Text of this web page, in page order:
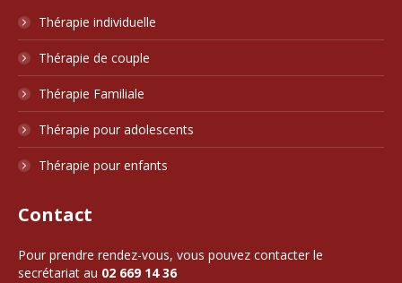
Thérapie individuelle
Thérapie de couple
Thérapie Familiale
Thérapie pour adolescents
Thérapie pour enfants
Contact
Pour prendre rendez-vous, vous pouvez contacter le
secrétariat au 02 669 14 36